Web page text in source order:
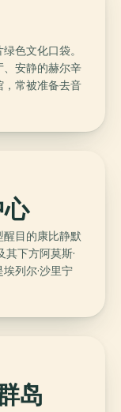
色文化口袋。
安静的赫尔辛
常被准备去音
目的康比静默
下方阿莫斯·
列尔·沙里宁
岛